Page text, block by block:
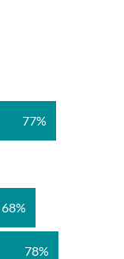
77%
68%
78%